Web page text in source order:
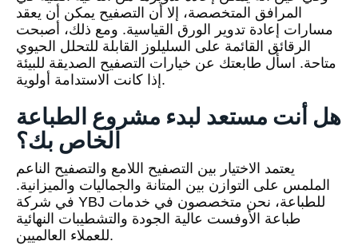
المرافق المتخصصة، إلا أن التصفيح يمكن أن يعقد
مسارات إعادة تدوير الورق القياسية. ومع ذلك، أصبحت
الرقائق القائمة على السليلوز القابلة للتحلل الحيوي
متاحة. اسأل طابعتك عن خيارات التصفيح الصديقة للبيئة
إذا كانت الاستدامة أولوية.
هل أنت مستعد لبدء مشروع الطباعة
الخاص بك؟
يعتمد الاختيار بين التصفيح اللامع والتصفيح الناعم
الملمس على التوازن بين المتانة والجماليات والميزانية.
في شركة YBJ للطباعة، نحن متخصصون في خدمات
طباعة الأوفست عالية الجودة والتشطيبات النهائية
للعملاء العالميين.